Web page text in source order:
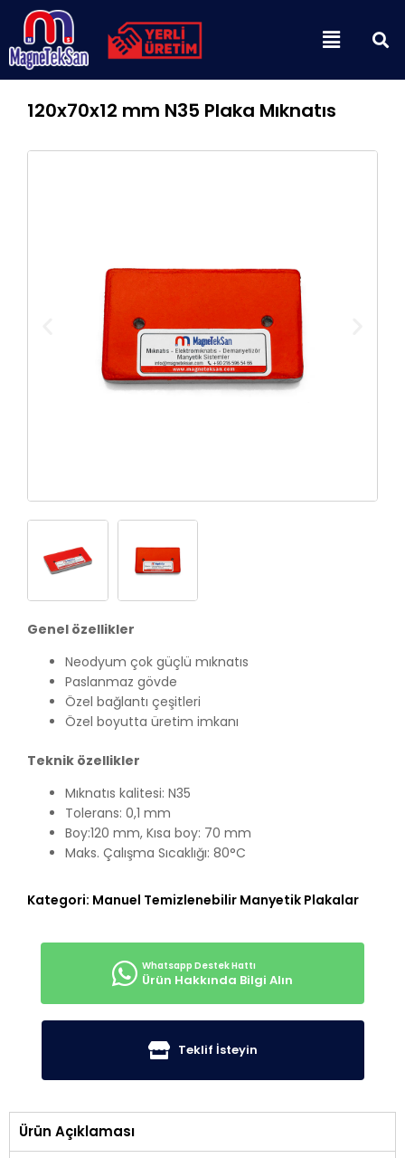
İçeriğe
Menu
120x70x12 mm N35 Plaka Mıknatıs
Genel özellikler
Neodyum çok güçlü mıknatıs
Paslanmaz gövde
Özel bağlantı çeşitleri
Özel boyutta üretim imkanı
Teknik özellikler
Mıknatıs kalitesi: N35
Tolerans: 0,1 mm
Boy:120 mm, Kısa boy: 70 mm
Maks. Çalışma Sıcaklığı: 80°C
Kategori: Manuel Temizlenebilir Manyetik Plakalar
Ürün Hakkında Bilgi Alın
Teklif İsteyin
Ürün Açıklaması